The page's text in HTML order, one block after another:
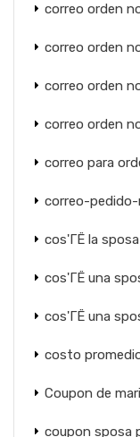
correo orden
correo orden
correo orden
correo orden
correo para
correo-pedido-
cos'ГЁ la
cos'ГЁ una
cos'ГЁ una
costo
Coupon de
coupon sposa